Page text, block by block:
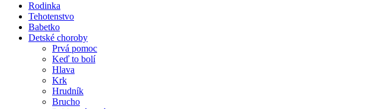
Rodinka
Tehotenstvo
Babetko
Detské choroby
Prvá pomoc
Keď to bolí
Hlava
Krk
Hrudník
Brucho